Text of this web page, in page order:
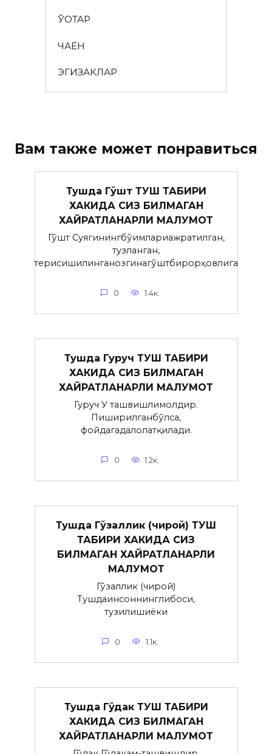
ЎҚОТАР
ЧАЁН
ЭГИЗАКЛАР
Вам также может понравиться
Тушда Гўшт ТУШ ТАБИРИ
ХАКИДА СИЗ БИЛМАГАН
ХАЙРАТЛАНАРЛИ МАЛУМОТ
Гўшт Суягинингбўғимлариажратилган,
тузланган,
терисишилинганозгинагўштбирорҳовлига
0 1.4к.
Тушда Гуруч ТУШ ТАБИРИ
ХАКИДА СИЗ БИЛМАГАН
ХАЙРАТЛАНАРЛИ МАЛУМОТ
Гуруч У ташвишлимолдир.
Пиширилганбўлса,
фойдагадалолатқилади.
0 1.2к.
Тушда Гўзаллик (чирой) ТУШ
ТАБИРИ ХАКИДА СИЗ
БИЛМАГАН ХАЙРАТЛАНАРЛИ
МАЛУМОТ
Гўзаллик (чирой)
Тушдаинсоннинглибоси,
тузилишиёки
0 1.1к.
Тушда Гўдак ТУШ ТАБИРИ
ХАКИДА СИЗ БИЛМАГАН
ХАЙРАТЛАНАРЛИ МАЛУМОТ